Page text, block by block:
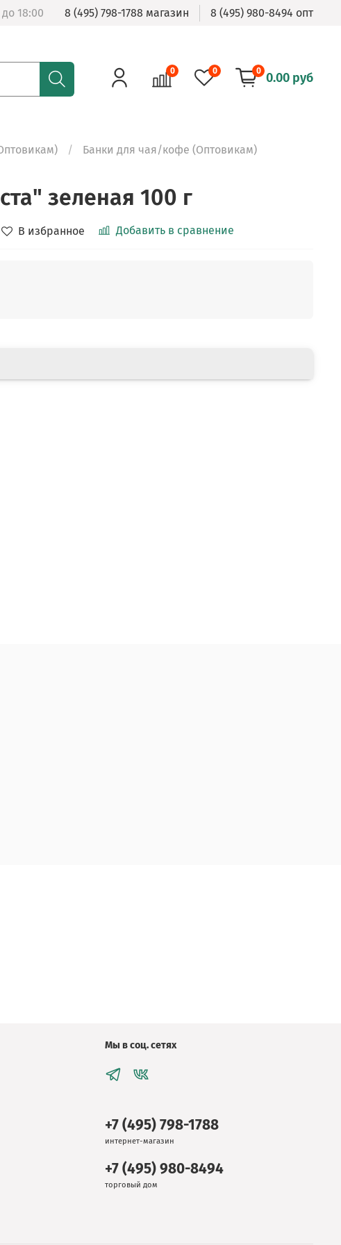
18:00 8 (495) 798-1788 магазин 8 (495) 980-8494 опт
0 0 0 0.00 руб
Банки для чая/кофе (Оптовикам)
зеленая 100 г
В избранное Добавить в сравнение
Мы в соц. сетях
+7 (495) 798-1788
интернет-магазин
+7 (495) 980-8494
торговый дом